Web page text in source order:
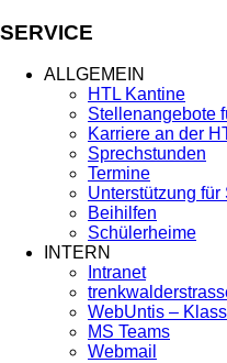
SERVICE
ALLGEMEIN
HTL Kantine
Stellenangebote
Karriere an der
Sprechstunden
Termine
Unterstützung
Beihilfen
Schülerheime
INTERN
Intranet
WebUntis –
MS Teams
Webmail